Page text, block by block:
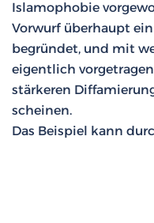
Islamophobie
Vorwurf überhaupt
begründet, und mit
eigentlich
stärkeren
scheinen.
Das Beispiel kann